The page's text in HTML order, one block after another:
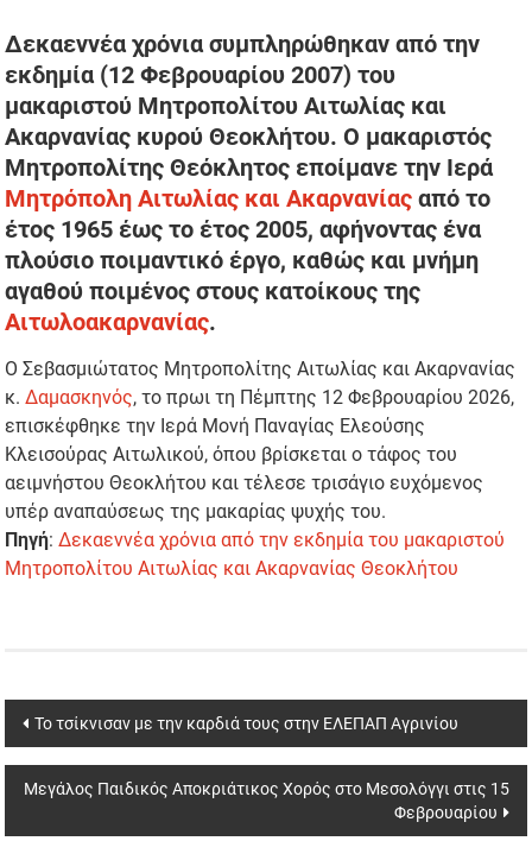
Δεκαεννέα χρόνια συμπληρώθηκαν από την
εκδημία (12 Φεβρουαρίου 2007) του
μακαριστού Μητροπολίτου Αιτωλίας και
Ακαρνανίας κυρού Θεοκλήτου. Ο μακαριστός
Μητροπολίτης Θεόκλητος εποίμανε την Ιερά
Μητρόπολη Αιτωλίας και Ακαρνανίας από το
έτος 1965 έως το έτος 2005, αφήνοντας ένα
πλούσιο ποιμαντικό έργο, καθώς και μνήμη
αγαθού ποιμένος στους κατοίκους της
Αιτωλοακαρνανίας.
Ο Σεβασμιώτατος Μητροπολίτης Αιτωλίας και Ακαρνανίας
κ.Δαμασκηνός, το πρωι τη Πέμπτης 12 Φεβρουαρίου 2026,
επισκέφθηκε την Ιερά Μονή Παναγίας Ελεούσης
Κλεισούρας Αιτωλικού, όπου βρίσκεται ο τάφος του
αειμνήστου Θεοκλήτου και τέλεσε τρισάγιο ευχόμενος
υπέρ αναπαύσεως της μακαρίας ψυχής του.
Πηγή:Δεκαεννέα χρόνια από την εκδημία του μακαριστού
Μητροπολίτου Αιτωλίας και Ακαρνανίας Θεοκλήτου
Post
navigation
Το τσίκνισαν με την καρδιά τους στην ΕΛΕΠΑΠ Αγρινίου
Μεγάλος Παιδικός Αποκριάτικος Χορός στο Μεσολόγγι στις 15
Φεβρουαρίου